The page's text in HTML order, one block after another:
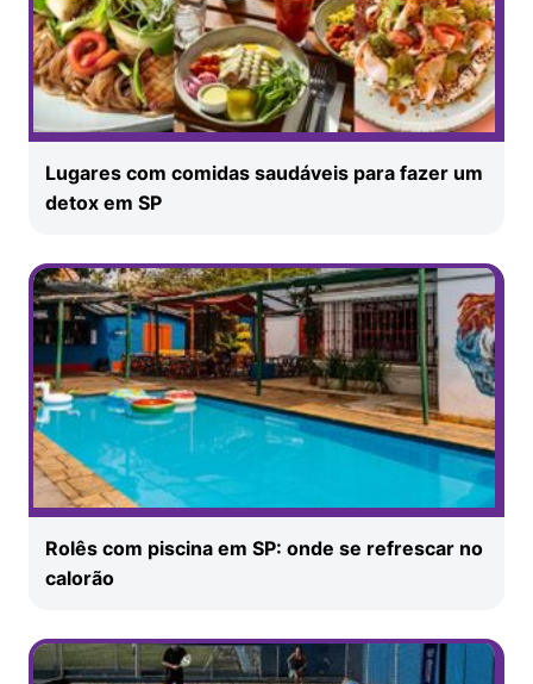
Lugares com comidas saudáveis para fazer um
detox em SP
Rolês com piscina em SP: onde se refrescar no
calorão